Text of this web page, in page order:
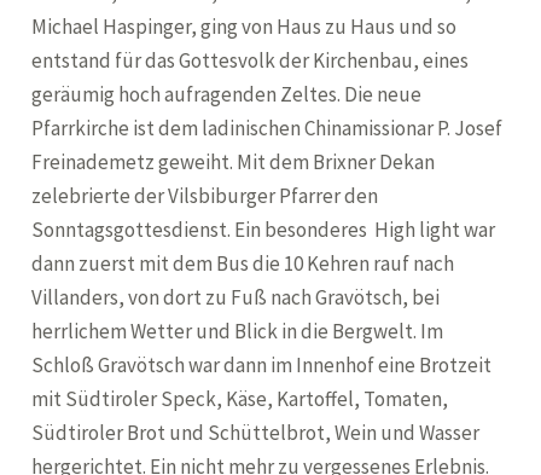
Michael Haspinger, ging von Haus zu Haus und so
entstand für das Gottesvolk der Kirchenbau, eines
geräumig hoch aufragenden Zeltes. Die neue
Pfarrkirche ist dem ladinischen Chinamissionar P. Josef
Freinademetz geweiht. Mit dem Brixner Dekan
zelebrierte der Vilsbiburger Pfarrer den
Sonntagsgottesdienst. Ein besonderes High light war
dann zuerst mit dem Bus die 10 Kehren rauf nach
Villanders, von dort zu Fuß nach Gravötsch, bei
herrlichem Wetter und Blick in die Bergwelt. Im
Schloß Gravötsch war dann im Innenhof eine Brotzeit
mit Südtiroler Speck, Käse, Kartoffel, Tomaten,
Südtiroler Brot und Schüttelbrot, Wein und Wasser
hergerichtet. Ein nicht mehr zu vergessenes Erlebnis.